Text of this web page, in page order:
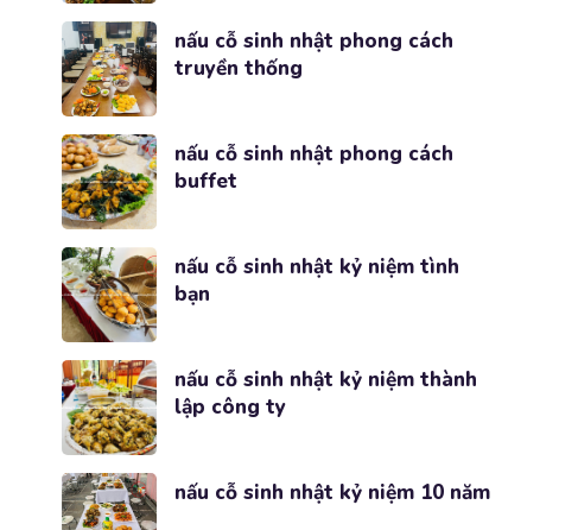
nấu cỗ sinh nhật phong cách
truyền thống
nấu cỗ sinh nhật phong cách
buffet
nấu cỗ sinh nhật kỷ niệm tình
bạn
nấu cỗ sinh nhật kỷ niệm thành
lập công ty
nấu cỗ sinh nhật kỷ niệm 10 năm